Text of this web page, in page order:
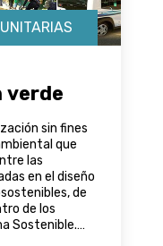
verde
sin fines
que
las
en el diseño
de
de los
Sostenible.